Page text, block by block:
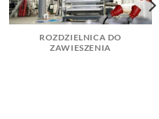
ROZDZIELNICA DO
ZAWIESZENIA